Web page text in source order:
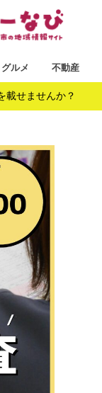
グルメ 不動産
載せませんか？